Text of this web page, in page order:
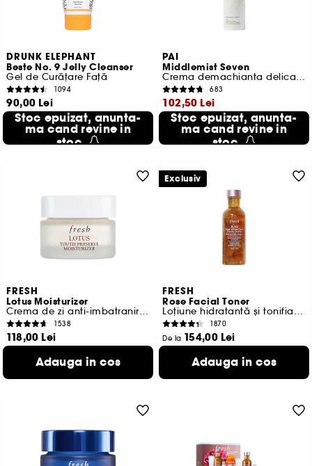
DRUNK ELEPHANT
Beste No. 9 Jelly Cleanser
Gel de Curățare Față
1094
90,00 Lei
150,00 Lei /100g
Stoc epuizat, anunta-
ma cand revine in
stoc
PAI
Middlemist Seven
Crema demachianta delicata cu trandafir & musetel
683
102,50 Lei
Cel mai mic pret:206,00 Lei -50.2%
68,33 Lei /100ml
Stoc epuizat, anunta-
ma cand revine in
stoc
FRESH
Lotus Moisturizer
Crema de zi anti-imbatranire cu lotus si vitamina E
1538
118,00 Lei
786,67 Lei
2 variante disponibile
Adauga in cos
FRESH
Rose Facial Toner
Loțiune hidratantă și tonifiantă cu trandafir
1870
De la 154,00 Lei
154,00 Lei
3 variante disponibile
Adauga in cos
Exclusiv